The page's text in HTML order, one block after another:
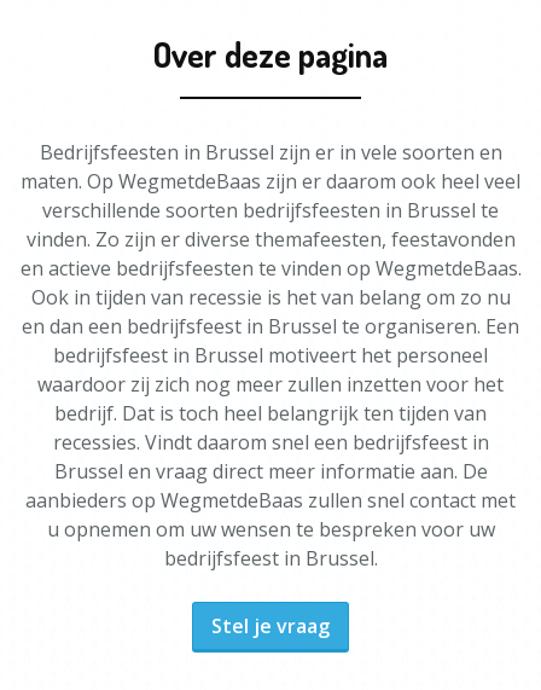
Over deze pagina
Bedrijfsfeesten in Brussel zijn er in vele soorten en
maten. Op WegmetdeBaas zijn er daarom ook heel veel
verschillende soorten bedrijfsfeesten in Brussel te
vinden. Zo zijn er diverse themafeesten, feestavonden
en actieve bedrijfsfeesten te vinden op WegmetdeBaas.
Ook in tijden van recessie is het van belang om zo nu
en dan een bedrijfsfeest in Brussel te organiseren. Een
bedrijfsfeest in Brussel motiveert het personeel
waardoor zij zich nog meer zullen inzetten voor het
bedrijf. Dat is toch heel belangrijk ten tijden van
recessies. Vindt daarom snel een bedrijfsfeest in
Brussel en vraag direct meer informatie aan. De
aanbieders op WegmetdeBaas zullen snel contact met
u opnemen om uw wensen te bespreken voor uw
bedrijfsfeest in Brussel.
Stel je vraag